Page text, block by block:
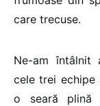
care trecuse.
Ne-am întâlnit
cele trei
o seară